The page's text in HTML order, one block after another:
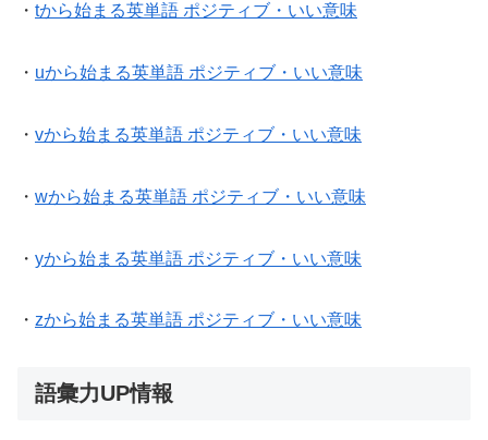
・ tから始まる英単語 ポジティブ・いい意味
・ uから始まる英単語 ポジティブ・いい意味
・ vから始まる英単語 ポジティブ・いい意味
・ wから始まる英単語 ポジティブ・いい意味
・ yから始まる英単語 ポジティブ・いい意味
・ zから始まる英単語 ポジティブ・いい意味
語彙力UP情報